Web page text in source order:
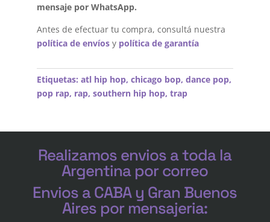
mensaje por WhatsApp.
Antes de efectuar tu compra, consultá nuestra
política de envíosy política de garantía
Etiquetas: atl hip hop, chicago bop, dance pop,
pop rap, rap, southern hip hop, trap
Realizamos envios a toda la
Argentina por correo
Envios a CABA y Gran Buenos
Aires por mensajeria: